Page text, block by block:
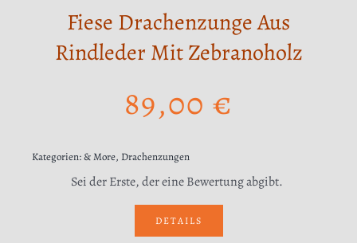
Fiese Drachenzunge Aus
Rindleder Mit Zebranoholz
89,00 €
Kategorien:& More, Drachenzungen
Sei der Erste, der eine Bewertung abgibt.
DETAILS